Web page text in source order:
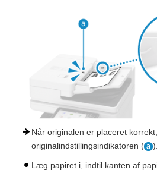
Når originalen er placeret
originalindstillingsindikatoren (
).
Læg papiret i, indtil kanten af